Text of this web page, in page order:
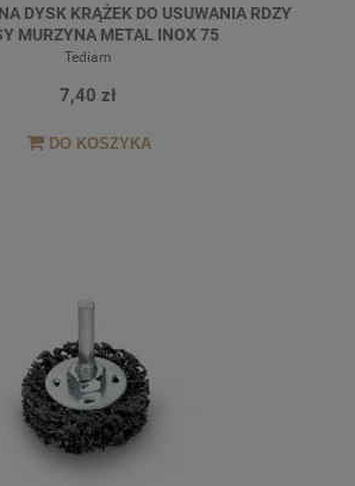
DYSK KRĄŻEK DO USUWANIA RDZY
MURZYNA METAL INOX 75
Tediam
7,40 zł
DO KOSZYKA